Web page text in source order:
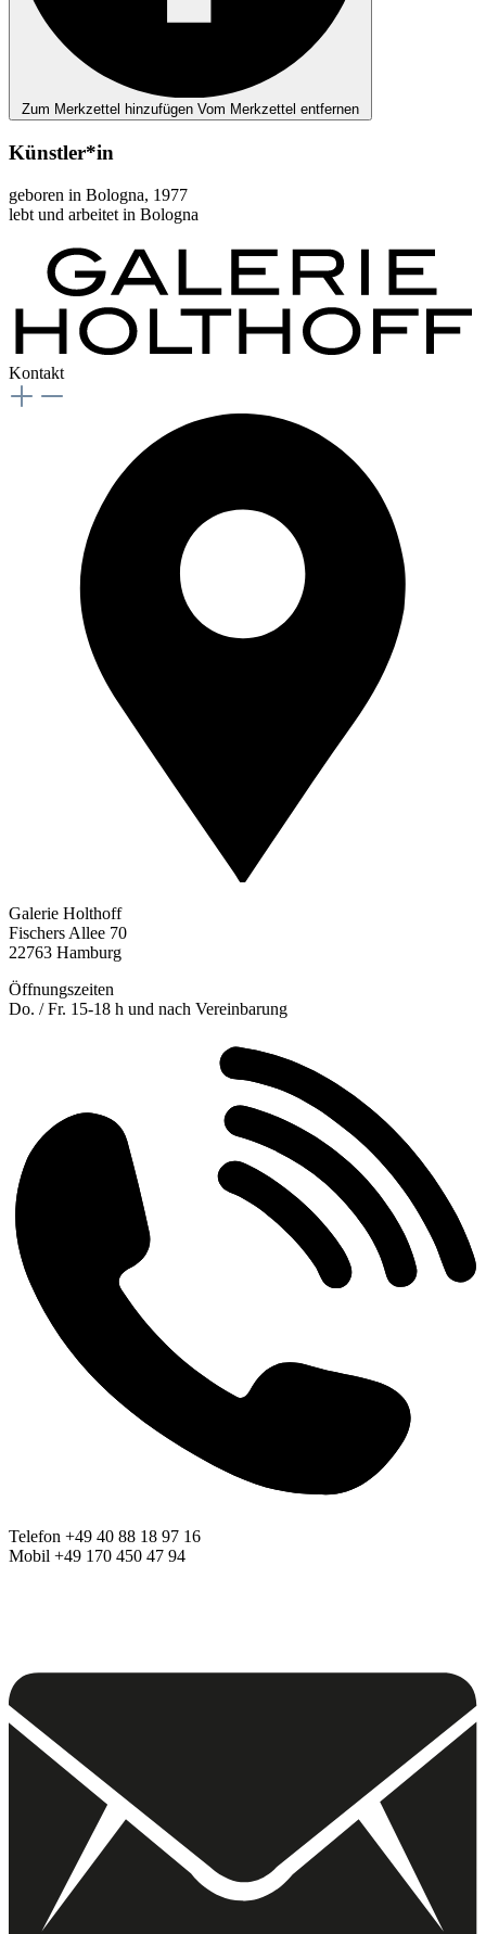
Zum Merkzettel hinzufügen Vom Merkzettel entfernen
Künstler*in
geboren in Bologna, 1977
lebt und arbeitet in Bologna
Kontakt
Galerie Holthoff
Fischers Allee 70
22763 Hamburg
Öffnungszeiten
Do. / Fr. 15-18 h und nach Vereinbarung
Telefon +49 40 88 18 97 16
Mobil +49 170 450 47 94